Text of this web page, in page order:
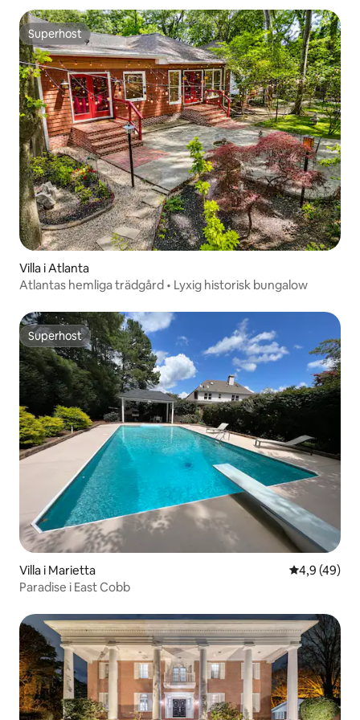
Superhost
Superhost
Villa i Atlanta
Atlantas hemliga trädgård • Lyxig historisk bungalow
Superhost
Superhost
Villa i Marietta 4,9 av 5 i
4,9 (49)
Paradise i East Cobb